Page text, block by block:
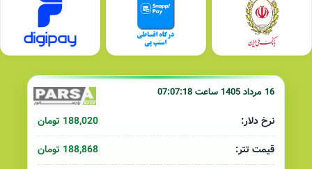
16 مرداد 1405 ساعت 07:07:18
نرخ دلار:
188,020 تومان
قیمت تتر:
188,868 تومان